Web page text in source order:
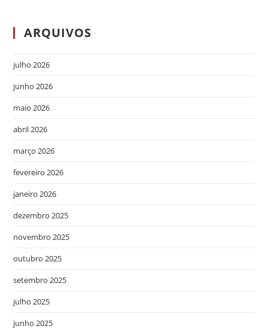
ARQUIVOS
julho 2026
junho 2026
maio 2026
abril 2026
março 2026
fevereiro 2026
janeiro 2026
dezembro 2025
novembro 2025
outubro 2025
setembro 2025
julho 2025
junho 2025